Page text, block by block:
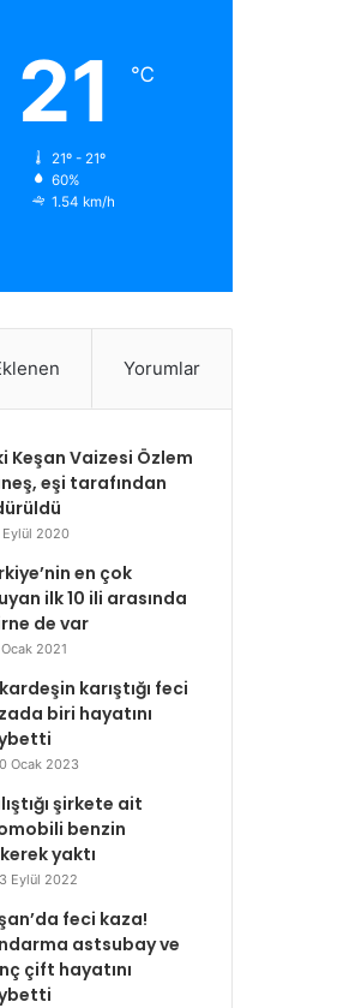
21 ℃
21º - 21º
60%
1.54 km/h
Yorumlar
Keşan Vaizesi Özlem
eşi tarafından
Eylül 2020
en çok
ilk 10 ili arasında
de var
2021
karıştığı feci
biri hayatını
Ocak 2023
şirkete ait
benzin
yaktı
Eylül 2022
feci kaza!
astsubay ve
çift hayatını